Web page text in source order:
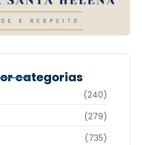
categorias
(240)
(279)
(735)